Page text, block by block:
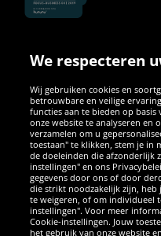
SOCIALE MEDIA
FacebookInstagram
WhatsApp
TikTok
APPS
We respecteren
Wij gebruiken cookies en
betrouwbare en veilige
functies aan te bieden op
onze website te analyseren en
verzamelen om u
toestaan" te klikken, stem je in
de doeleinden die afzonderlijk
instellingen" en ons
gegevens door ons of door
die strikt noodzakelijk zijn, heb
te weigeren, of om individueel
instellingen". Voor meer
Cookie-instellingen. Jouw
het gebruik van onze website